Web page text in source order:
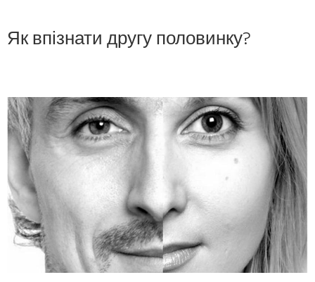
Як впізнати другу половинку?